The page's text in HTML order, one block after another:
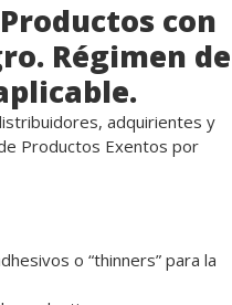
con
Régimen de
adquirientes y
Productos Exentos por
o “thinners” para la